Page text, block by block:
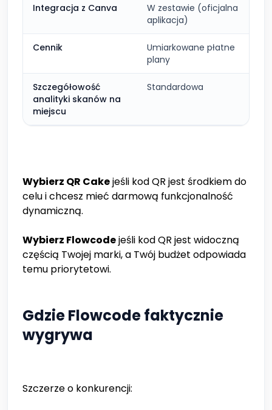
Integracja z Canva
W zestawie (oficjalna
aplikacja)
Cennik
Umiarkowane płatne
plany
Szczegółowość
analityki skanów na
miejscu
Standardowa
Wybierz QR Cakejeśli kod QR jest środkiem do
celu i chcesz mieć darmową funkcjonalność
dynamiczną.
Wybierz Flowcodejeśli kod QR jest widoczną
częścią Twojej marki, a Twój budżet odpowiada
temu priorytetowi.
Gdzie Flowcode faktycznie
wygrywa
Szczerze o konkurencji: